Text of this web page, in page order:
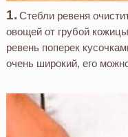
Стебли ревеня
овощей от грубой
ревень поперек
очень широкий, его